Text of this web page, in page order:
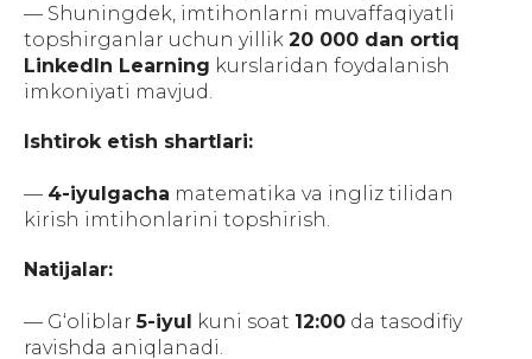
— Shuningdek, imtihonlarni muvaffaqiyatli
topshirganlar uchun yillik 20 000 dan ortiq
LinkedIn Learning kurslaridan foydalanish
imkoniyati mavjud.
Ishtirok etish shartlari:
— 4-iyulgacha matematika va ingliz tilidan
kirish imtihonlarini topshirish.
Natijalar:
— G‘oliblar5-iyul kuni soat 12:00 da tasodifiy
ravishda aniqlanadi.